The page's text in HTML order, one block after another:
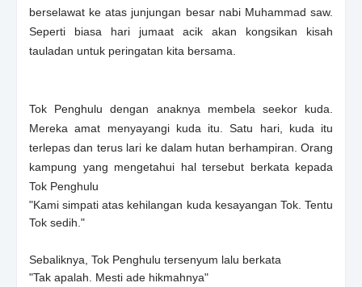
berselawat ke atas junjungan besar nabi Muhammad saw.
Seperti biasa hari jumaat acik akan kongsikan kisah
tauladan untuk peringatan kita bersama.
Tok Penghulu dengan anaknya membela seekor kuda.
Mereka amat menyayangi kuda itu. Satu hari, kuda itu
terlepas dan terus lari ke dalam hutan berhampiran. Orang
kampung yang mengetahui hal tersebut berkata kepada
Tok Penghulu
"Kami simpati atas kehilangan kuda kesayangan Tok. Tentu
Tok sedih."
Sebaliknya, Tok Penghulu tersenyum lalu berkata
"Tak apalah. Mesti ade hikmahnya"